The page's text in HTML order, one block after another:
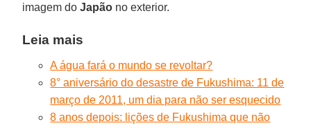
imagem doJapão no exterior.
Leia mais
A água fará o mundo se revoltar?
8° aniversário do desastre de Fukushima: 11 de
março de 2011, um dia para não ser esquecido
8 anos depois: lições de Fukushima que não